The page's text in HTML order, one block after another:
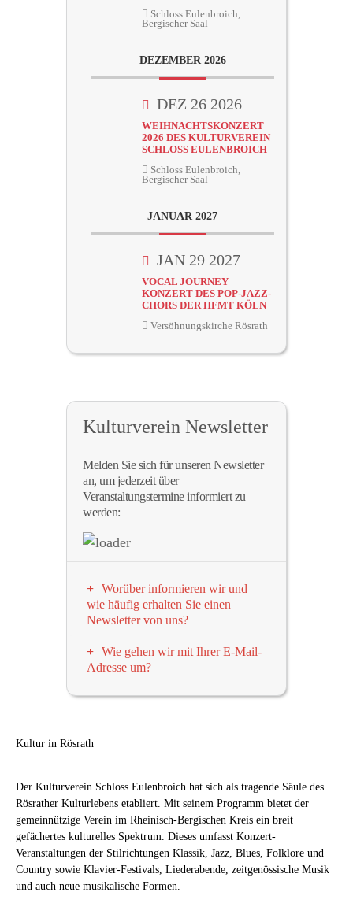
Schloss Eulenbroich,
Bergischer Saal
DEZEMBER 2026
DEZ 26 2026
WEIHNACHTSKONZERT
2026 DES KULTURVEREIN
SCHLOSS EULENBROICH
Schloss Eulenbroich,
Bergischer Saal
JANUAR 2027
JAN 29 2027
VOCAL JOURNEY –
KONZERT DES POP-JAZZ-
CHORS DER HFMT KÖLN
Versöhnungskirche Rösrath
Kulturverein Newsletter
Melden Sie sich für unseren Newsletter
an, um jederzeit über
Veranstaltungstermine informiert zu
werden:
Worüber informieren wir und
wie häufig erhalten Sie einen
Newsletter von uns?
Wir informieren in regelmässigen
Abständen – etwa 1-2x pro Monat –
Veranstaltungen und Termine des
Ihre E-Mail-Adresse bitte in das oben
anschließend aufAbsenden.
Um Missbrauch vorzubeugen, erhalten
Sie unmittelbar nach Ihrer Anmeldung
für unseren Newsletter eine E-Mail an
die von Ihnen angegebene E-Mail-
Adresse, in der Sie Ihre Registrierung
Wie gehen wir mit Ihrer E-Mail-
Adresse um?
Sendinblue / Newsletter2Go)
für den Versand unseres Newsletters
an Sie verwendet werden wird (sowie
gegebenenfalls – sofern Sie Mitglied
im Kulturverein sind – für die
Übermittlung von Mitteilungen
unseren Verein betreffend). Die
Kultur in Rösrath
Der Kulturverein Schloss Eulenbroich hat sich als tragende Säule des
Rösrather Kulturlebens etabliert. Mit seinem Programm bietet der
gemeinnützige Verein im Rheinisch-Bergischen Kreis ein breit
gefächertes kulturelles Spektrum. Dieses umfasst Konzert-
Veranstaltungen der Stilrichtungen Klassik, Jazz, Blues, Folklore und
Country sowie Klavier-Festivals, Liederabende, zeitgenössische Musik
und auch neue musikalische Formen.